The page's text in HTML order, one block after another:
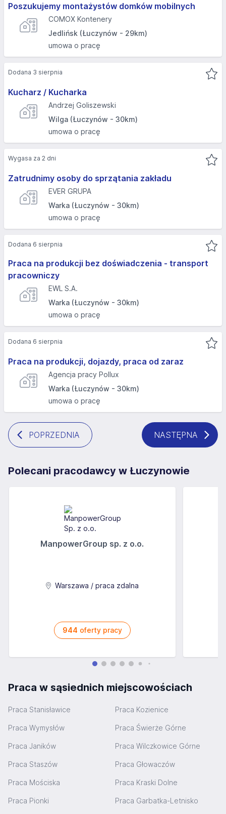
Poszukujemy montażystów domków mobilnych
COMOX Kontenery
Jedlińsk (Łuczynów - 29km)
umowa o pracę
Kucharz / Kucharka
Andrzej Goliszewski
Wilga (Łuczynów - 30km)
umowa o pracę
Dodana 3 sierpnia
Zatrudnimy osoby do sprzątania zakładu
EVER GRUPA
Warka (Łuczynów - 30km)
umowa o pracę
Wygasa za 2 dni
Praca na produkcji bez doświadczenia - transport
pracowniczy
EWL S.A.
Warka (Łuczynów - 30km)
umowa o pracę
Dodana 6 sierpnia
Praca na produkcji, dojazdy, praca od zaraz
Agencja pracy Pollux
Warka (Łuczynów - 30km)
umowa o pracę
Dodana 6 sierpnia
POPRZEDNIA NASTĘPNA
Polecani pracodawcy w Łuczynowie
ManpowerGroup sp. z o.o.
Warszawa / praca zdalna
944 oferty pracy
Praca w sąsiednich miejscowościach
Praca Stanisławice Praca Kozienice
Praca Wymysłów Praca Świerże Górne
Praca Janików Praca Wilczkowice Górne
Praca Staszów Praca Głowaczów
Praca Mościska Praca Kraski Dolne
Praca Pionki Praca Garbatka-Letnisko